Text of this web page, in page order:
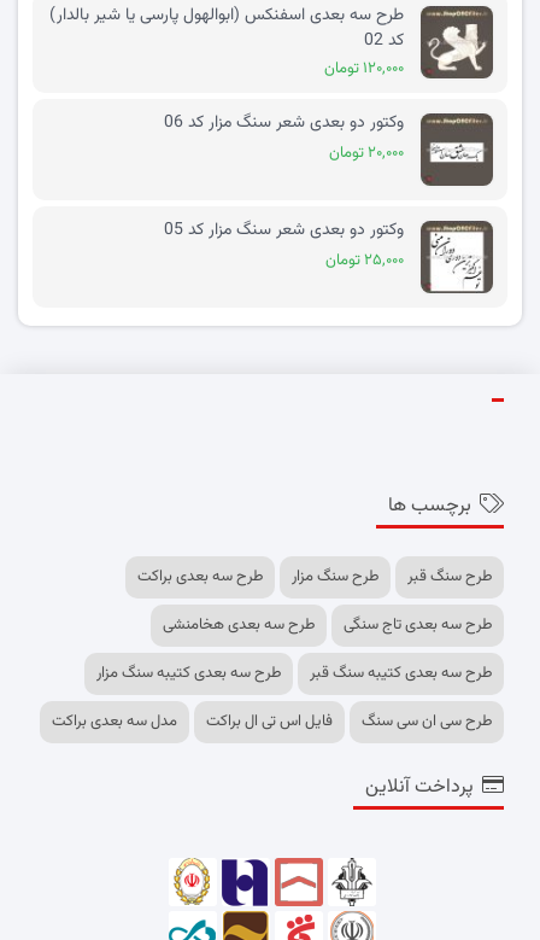
طرح سه بعدی اسفنکس (ابوالهول پارسی یا شیر بالدار)
کد 02
۱۲۰,۰۰۰ تومان
وکتور دو بعدی شعر سنگ مزار کد 06
۲۰,۰۰۰ تومان
وکتور دو بعدی شعر سنگ مزار کد 05
۲۵,۰۰۰ تومان
برچسب ها
طرح سنگ قبر طرح سنگ مزار
طرح سه بعدی براکت
طرح سه بعدی تاج سنگی
طرح سه بعدی هخامنشی
طرح سه بعدی کتیبه سنگ قبر
طرح سه بعدی کتیبه سنگ مزار
طرح سی ان سی سنگ
فایل اس تی ال براکت مدل سه بعدی براکت
پرداخت آنلاین